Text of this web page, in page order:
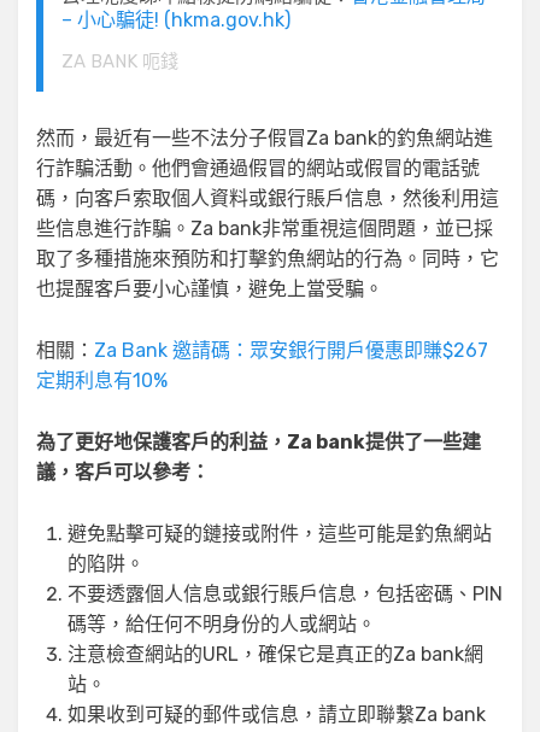
– 小心騙徒! (hkma.gov.hk)
ZA BANK 呃錢
然而，最近有一些不法分子假冒Za bank的釣魚網站進
行詐騙活動。他們會通過假冒的網站或假冒的電話號
碼，向客戶索取個人資料或銀行賬戶信息，然後利用這
些信息進行詐騙。Za bank非常重視這個問題，並已採
取了多種措施來預防和打擊釣魚網站的行為。同時，它
也提醒客戶要小心謹慎，避免上當受騙。
相關： Za Bank 邀請碼：眾安銀行開戶優惠即賺$267
定期利息有10%
為了更好地保護客戶的利益，Za bank提供了一些建
議，客戶可以參考：
避免點擊可疑的鏈接或附件，這些可能是釣魚網站
的陷阱。
不要透露個人信息或銀行賬戶信息，包括密碼、PIN
碼等，給任何不明身份的人或網站。
注意檢查網站的URL，確保它是真正的Za bank網
站。
如果收到可疑的郵件或信息，請立即聯繫Za bank